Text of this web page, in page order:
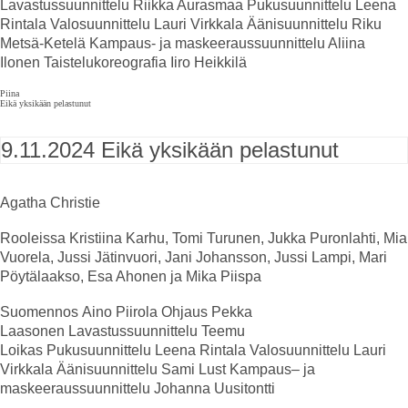
Lavastussuunnittelu Riikka Aurasmaa Pukusuunnittelu Leena
Rintala Valosuunnittelu Lauri Virkkala Äänisuunnittelu Riku
Metsä-Ketelä Kampaus- ja maskeeraussuunnittelu Aliina
Ilonen Taistelukoreografia Iiro Heikkilä
Piina
Eikä yksikään pelastunut
9.11.2024 Eikä yksikään pelastunut
Agatha Christie
Rooleissa Kristiina Karhu, Tomi Turunen, Jukka Puronlahti, Mia
Vuorela, Jussi Jätinvuori, Jani Johansson, Jussi Lampi, Mari
Pöytälaakso, Esa Ahonen ja Mika Piispa
Suomennos Aino Piirola Ohjaus Pekka
Laasonen Lavastussuunnittelu Teemu
Loikas Pukusuunnittelu Leena Rintala Valosuunnittelu Lauri
Virkkala Äänisuunnittelu Sami Lust Kampaus– ja
maskeeraussuunnittelu Johanna Uusitontti